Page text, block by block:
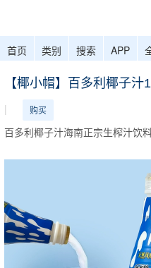
首页 类别 搜索 APP
【椰小帽】百多利椰子
|
购买
百多利椰子汁海南正宗生榨汁饮